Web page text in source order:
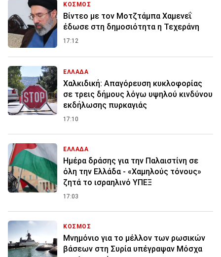
ΚΟΣΜΟΣ
Βίντεο με τον Μοτζτάμπα Χαμενεΐ
έδωσε στη δημοσιότητα η Τεχεράνη
17:12
ΕΛΛΑΔΑ
Χαλκιδική: Απαγόρευση κυκλοφορίας
σε τρεις δήμους λόγω υψηλού κινδύνου
εκδήλωσης πυρκαγιάς
17:10
ΕΛΛΑΔΑ
Ημέρα δράσης για την Παλαιστίνη σε
όλη την Ελλάδα - «Χαμηλούς τόνους»
ζητά το ισραηλινό ΥΠΕΞ
17:03
ΚΟΣΜΟΣ
Μνημόνιο για το μέλλον των ρωσικών
βάσεων στη Συρία υπέγραψαν Μόσχα